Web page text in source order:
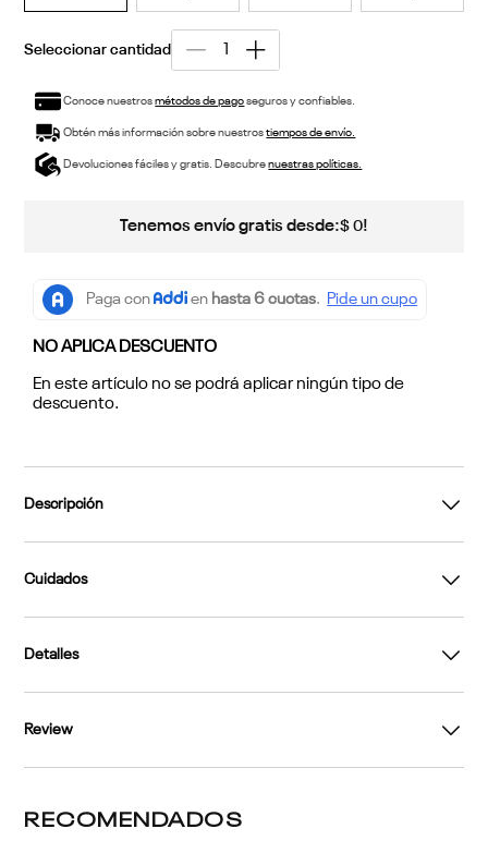
Conoce nuestrosmétodos de pagoseguros y confiables.
Obtén más información sobre nuestrostiempos de envío.
Devoluciones fáciles y gratis. Descubrenuestras políticas.
Tenemos envío gratis desde:$ 0!
NO APLICA DESCUENTO
En este artículo no se podrá aplicar ningún tipo de
descuento.
Descripción
Cuidados
Detalles
Review
RECOMENDADOS